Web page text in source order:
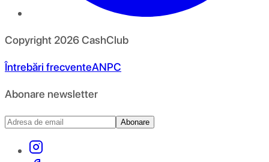
Copyright 2026CashClub
Întrebări frecventeANPC
Abonare newsletter
Abonare